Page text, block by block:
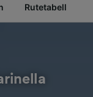
Rutetabell